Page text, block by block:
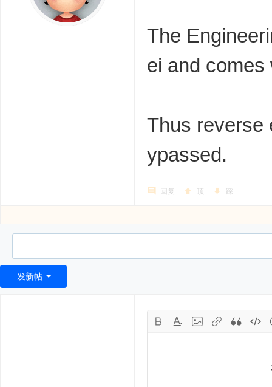
The
ei and comes
Thus reverse
ypassed.
回复 顶 踩
发新帖